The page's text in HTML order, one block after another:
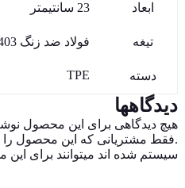
ابعاد 23 سانتیمتر
تیغه فولاد ضد زنگ 403
دسته TPE
دیدگاهها
هیچ دیدگاهی برای این محصول
.فقط مشتریانی که این محصول را
سیستم شده اند میتوانند برای